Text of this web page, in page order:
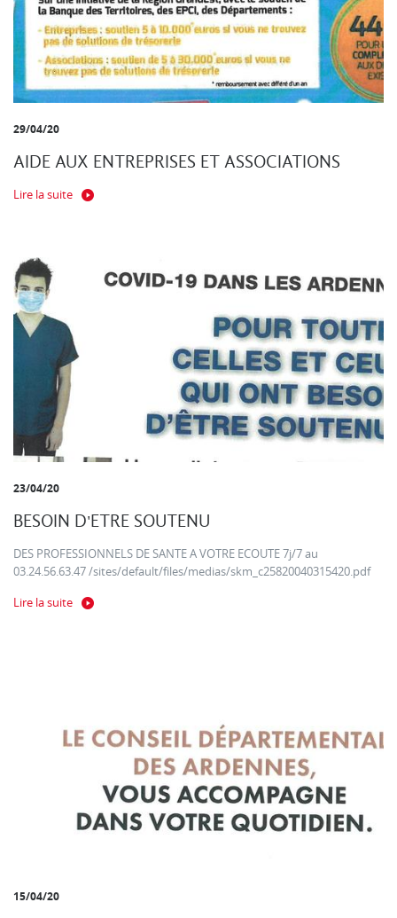
29/04/20
AIDE AUX ENTREPRISES ET ASSOCIATIONS
Lire la suite
23/04/20
BESOIN D'ETRE SOUTENU
DES PROFESSIONNELS DE SANTE A VOTRE ECOUTE 7j/7 au
03.24.56.63.47 /sites/default/files/medias/skm_c25820040315420.pdf
Lire la suite
15/04/20